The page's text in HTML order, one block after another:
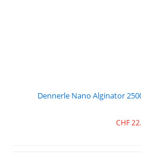
Dennerle Nano Alginator
CHF